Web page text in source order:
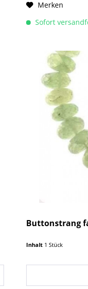
Merken
Sofort
Buttonstrang
Inhalt 1 Stück